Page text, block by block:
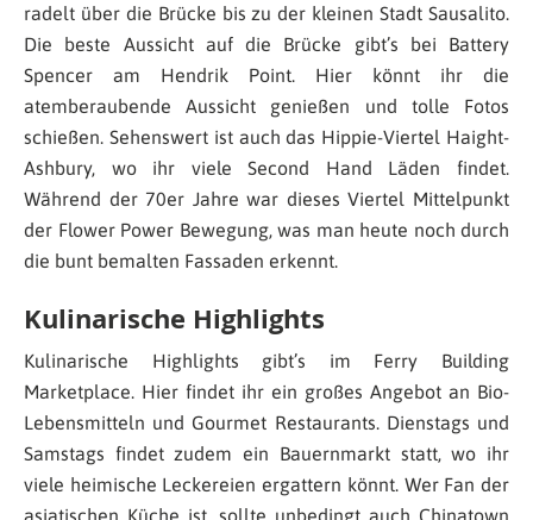
radelt über die Brücke bis zu der kleinen Stadt Sausalito.
Die beste Aussicht auf die Brücke gibt’s bei Battery
Spencer am Hendrik Point. Hier könnt ihr die
atemberaubende Aussicht genießen und tolle Fotos
schießen. Sehenswert ist auch das Hippie-Viertel Haight-
Ashbury, wo ihr viele Second Hand Läden findet.
Während der 70er Jahre war dieses Viertel Mittelpunkt
der Flower Power Bewegung, was man heute noch durch
die bunt bemalten Fassaden erkennt.
Kulinarische Highlights
Kulinarische Highlights gibt’s im Ferry Building
Marketplace. Hier findet ihr ein großes Angebot an Bio-
Lebensmitteln und Gourmet Restaurants. Dienstags und
Samstags findet zudem ein Bauernmarkt statt, wo ihr
viele heimische Leckereien ergattern könnt. Wer Fan der
asiatischen Küche ist, sollte unbedingt auch Chinatown